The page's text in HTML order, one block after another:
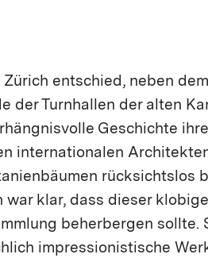
entschied, neben
der Turnhallen der alten
Geschichte
internationalen
rücksichtslos
klar, dass dieser
beherbergen sollte.
impressionistische